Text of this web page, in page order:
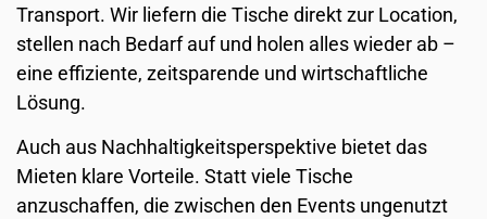
Transport. Wir liefern die Tische direkt zur Location,
stellen nach Bedarf auf und holen alles wieder ab –
eine effiziente, zeitsparende und wirtschaftliche
Lösung.
Auch aus Nachhaltigkeitsperspektive bietet das
Mieten klare Vorteile. Statt viele Tische
anzuschaffen, die zwischen den Events ungenutzt